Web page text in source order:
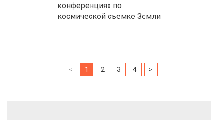
конференциях по
космической съемке Земли
< 1 2 3 4 >